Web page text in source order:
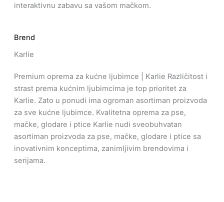
interaktivnu zabavu sa vašom mačkom.
Brend
Karlie
Premium oprema za kućne ljubimce | Karlie Različitost i
strast prema kućnim ljubimcima je top prioritet za
Karlie. Zato u ponudi ima ogroman asortiman proizvoda
za sve kućne ljubimce. Kvalitetna oprema za pse,
mačke, glodare i ptice Karlie nudi sveobuhvatan
asortiman proizvoda za pse, mačke, glodare i ptice sa
inovativnim konceptima, zanimljivim brendovima i
serijama.